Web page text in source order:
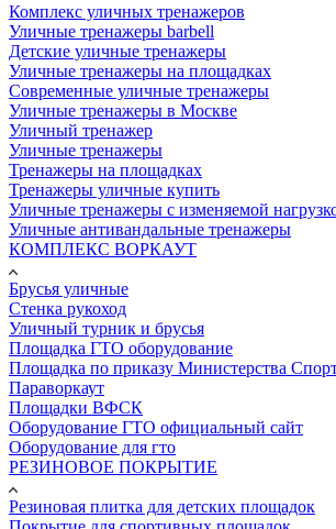
Комплекс уличных тренажеров
Уличные тренажеры barbell
Детские уличные тренажеры
Уличные тренажеры на площадках
Современные уличные тренажеры
Уличные тренажеры в Москве
Уличный тренажер
Уличные тренажеры
Тренажеры на площадках
Тренажеры уличные купить
Уличные тренажеры с изменяемой
Уличные антивандальные тренажеры
КОМПЛЕКС ВОРКАУТ
Брусья уличные
Стенка рукоход
Уличный турник и брусья
Площадка ГТО оборудование
Площадка по приказу Министерства
Параворкаут
Площадки ВФСК
Оборудование ГТО официальный сайт
Оборудование для гто
РЕЗИНОВОЕ ПОКРЫТИЕ
Резиновая плитка для детских площадок